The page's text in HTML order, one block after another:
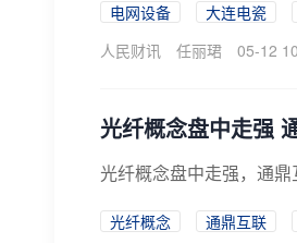
电网设备 大连电瓷
人民财讯
任丽珺 05-12
光纤概念盘中走强
光纤概念盘中走强，通
光纤概念 通鼎互联